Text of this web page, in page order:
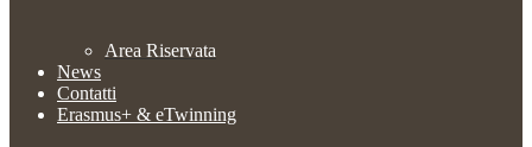
Area Riservata
News
Contatti
Erasmus+ & eTwinning